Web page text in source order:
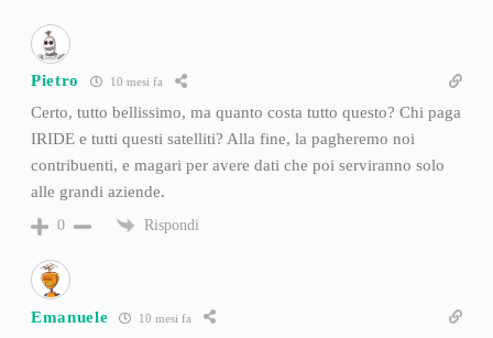
Pietro 10 mesi fa
Certo, tutto bellissimo, ma quanto costa tutto questo? Chi paga
IRIDE e tutti questi satelliti? Alla fine, la pagheremo noi
contribuenti, e magari per avere dati che poi serviranno solo
alle grandi aziende.
0 Rispondi
Emanuele 10 mesi fa